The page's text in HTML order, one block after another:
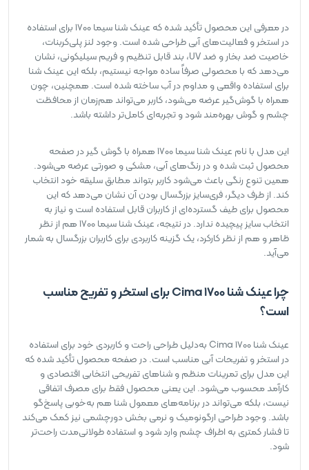
در معرفی این محصول تأکید شده که عینک شنا سیما 1700 برای استفاده
در استخر و فعالیت‌های آبی طراحی شده است. وجود لنز پلی‌کربنات،
خاصیت ضد بخار و ضد UV، بند قابل تنظیم و فریم سیلیکونی، نشان
می‌دهد که با محصولی صرفاً ساده مواجه نیستیم، بلکه این عینک شنا
برای استفاده واقعی و مداوم در آب ساخته شده است. همچنین، چون
همراه با گوش‌گیر عرضه می‌شود، کاربر می‌تواند هم‌زمان از محافظت
چشم و گوش بهره‌مند شود و تجربه‌ای کامل‌تر داشته باشد.
این مدل با نام عینک شنا سیما 1700 همراه با گوش گیر در صفحه
محصول ثبت شده و در رنگ‌های آبی، مشکی و صورتی عرضه می‌شود.
همین تنوع رنگی باعث می‌شود کاربر بتواند مطابق سلیقه خود انتخاب
کند. از طرف دیگر، فری‌سایز بزرگسال بودن آن نشان می‌دهد که این
محصول برای طیف گسترده‌ای از کاربران قابل استفاده است و نیاز به
انتخاب سایز پیچیده ندارد. در نتیجه، عینک شنا سیما 1700 هم از نظر
ظاهر و هم از نظر کارکرد، یک گزینه کاربردی برای کاربران بزرگسال به شمار
می‌آید.
چرا عینک شنا Cima 1700 برای استخر و تفریح مناسب
است؟
عینک شنا Cima 1700 به‌دلیل طراحی راحت و کاربردی خود برای استفاده
در استخر و تفریحات آبی مناسب است. در صفحه محصول تأکید شده که
این مدل برای تمرینات منظم و شناهای تفریحی انتخابی اقتصادی و
کارآمد محسوب می‌شود. این یعنی محصول فقط برای مصرف اتفاقی
نیست، بلکه می‌تواند در برنامه‌های معمول شنا هم به‌خوبی پاسخ‌گو
باشد. وجود طراحی ارگونومیک و نرمی بخش دورچشمی نیز کمک می‌کند
تا فشار کمتری به اطراف چشم وارد شود و استفاده طولانی‌مدت راحت‌تر
شود.